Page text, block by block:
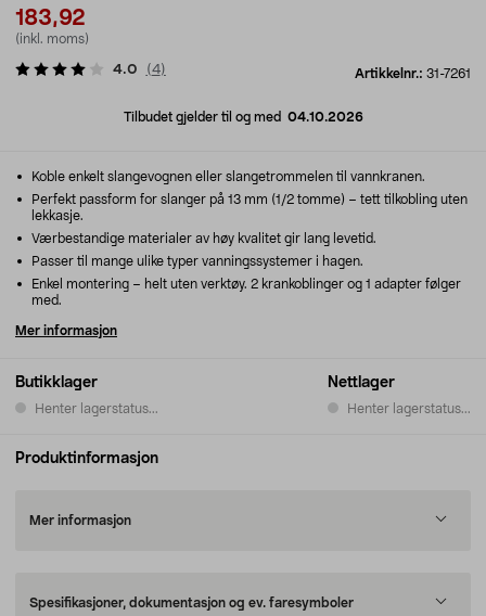
183,92
(inkl. moms)
Artikkelnr.: 31-7261
4.0 (4)
Tilbudet gjelder til og med 04.10.2026
Butikklager
Henter lagerstatus...
Nettlager
Henter lagerstatus...
Koble enkelt slangevognen eller slangetrommelen til vannkranen.
Perfekt passform for slanger på 13 mm (1/2 tomme) – tett tilkobling uten
lekkasje.
Værbestandige materialer av høy kvalitet gir lang levetid.
Passer til mange ulike typer vanningssystemer i hagen.
Enkel montering – helt uten verktøy. 2 krankoblinger og 1 adapter følger
med.
Mer informasjon
Produktinformasjon
Mer informasjon
Spesifikasjoner, dokumentasjon og ev. faresymboler